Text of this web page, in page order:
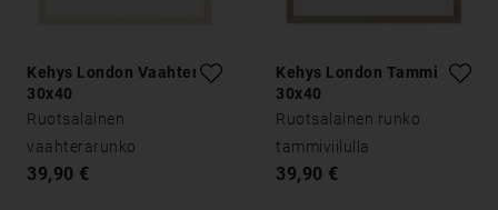
Kehys London Vaahtera
30x40
Ruotsalainen
vaahterarunko
39,90 €
Kehys London Tammi
30x40
Ruotsalainen runko
tammiviilulla
39,90 €